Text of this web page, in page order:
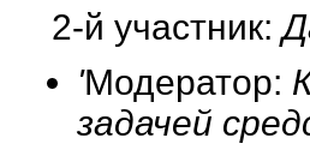
2-й участник:
'Модератор:
задачей